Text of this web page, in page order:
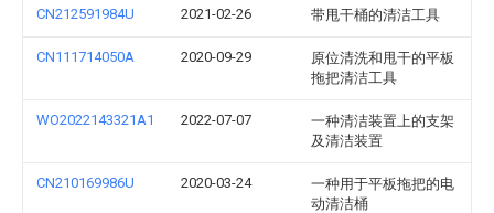
CN212591984U 2021-02-26 带甩干桶的清洁工具
CN111714050A 2020-09-29
原位清洗和甩干的平板
拖把清洁工具
WO2022143321A1 2022-07-07
一种清洁装置上的支架
及清洁装置
CN210169986U 2020-03-24
一种用于平板拖把的电
动清洁桶